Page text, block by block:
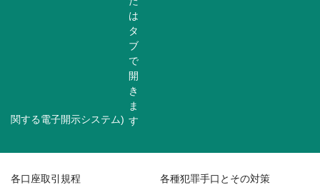
関する電子開示システム)
各口座取引規程 各種犯罪手口とその対策